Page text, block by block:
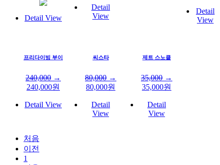
Detail View
Detail
View
Detail
View
프리다이빙 부이
240,000 →
240,000원
Detail View
씨스타
80,000 →
80,000원
Detail
View
제트 스노클
35,000 →
35,000원
Detail
View
처음
이전
1